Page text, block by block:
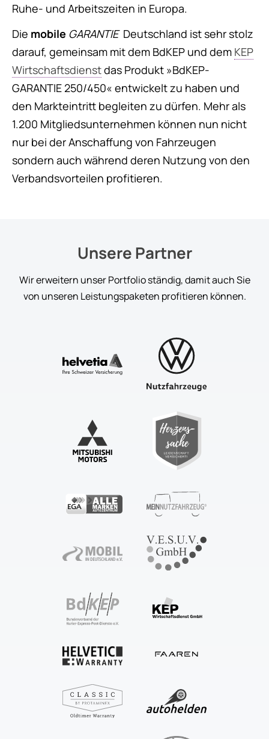
Ruhe- und Arbeitszeiten in Europa.
Die mobile GARANTIE Deutschland ist sehr stolz
darauf, gemeinsam mit dem BdKEP und dem KEP
Wirtschaftsdienstdas Produkt »BdKEP-
GARANTIE 250/450« entwickelt zu haben und
den Markteintritt begleiten zu dürfen. Mehr als
1.200 Mitgliedsunternehmen können nun nicht
nur bei der Anschaffung von Fahrzeugen
sondern auch während deren Nutzung von den
Verbandsvorteilen profitieren.
Unsere Partner
Wir erweitern unser Portfolio ständig, damit auch Sie
von unseren Leistungspaketen profitieren können.